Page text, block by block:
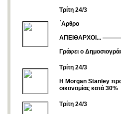
Τρίτη 24/3
΄Αρθρο
ΑΠΕΙΘΑΡΧΟΙ...
Γράφει ο
Τρίτη 24/3
H Morgan Stanley
οικονομίας κατά 30%
Τρίτη 24/3